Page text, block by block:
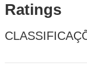
Ratings